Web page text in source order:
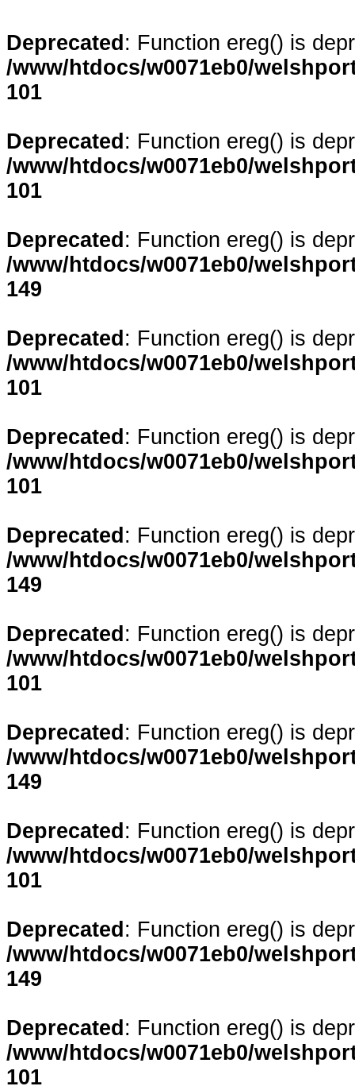
Deprecated : Function ereg() is
/www/htdocs/w0071eb0/
101
Deprecated : Function ereg() is
/www/htdocs/w0071eb0/
101
Deprecated : Function ereg() is
/www/htdocs/w0071eb0/
149
Deprecated : Function ereg() is
/www/htdocs/w0071eb0/
101
Deprecated : Function ereg() is
/www/htdocs/w0071eb0/
101
Deprecated : Function ereg() is
/www/htdocs/w0071eb0/
149
Deprecated : Function ereg() is
/www/htdocs/w0071eb0/
101
Deprecated : Function ereg() is
/www/htdocs/w0071eb0/
149
Deprecated : Function ereg() is
/www/htdocs/w0071eb0/
101
Deprecated : Function ereg() is
/www/htdocs/w0071eb0/
149
Deprecated : Function ereg() is
/www/htdocs/w0071eb0/
101